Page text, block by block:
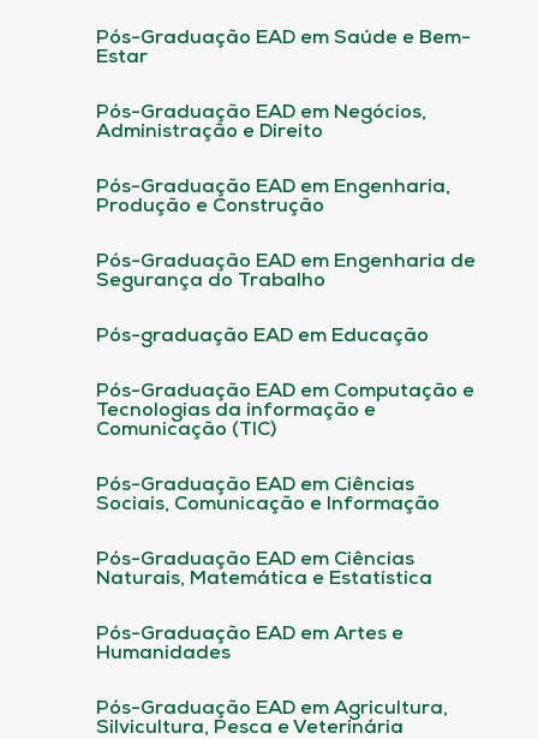
Pós-Graduação EAD em Saúde e Bem-
Estar
Pós-Graduação EAD em Negócios,
Administração e Direito
Pós-Graduação EAD em Engenharia,
Produção e Construção
Pós-Graduação EAD em Engenharia de
Segurança do Trabalho
Pós-graduação EAD em Educação
Pós-Graduação EAD em Computação e
Tecnologias da informação e
Comunicação (TIC)
Pós-Graduação EAD em Ciências
Sociais, Comunicação e Informação
Pós-Graduação EAD em Ciências
Naturais, Matemática e Estatística
Pós-Graduação EAD em Artes e
Humanidades
Pós-Graduação EAD em Agricultura,
Silvicultura, Pesca e Veterinária